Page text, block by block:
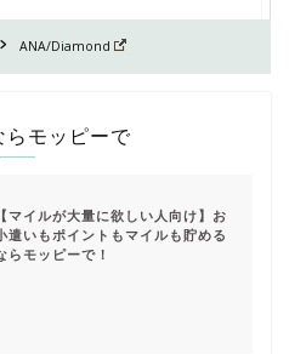
ANA/Diamond
らモッピーで
【マイルが大量に欲しい人向け】お
遣いもポイントもマイルも貯める
らモッピーで！